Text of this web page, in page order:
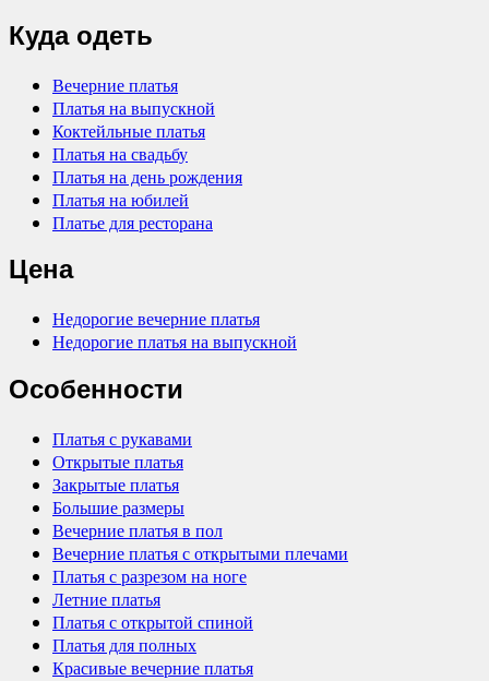
Куда одеть
Вечерние платья
Платья на выпускной
Коктейльные платья
Платья на свадьбу
Платья на день рождения
Платья на юбилей
Платье для ресторана
Цена
Недорогие вечерние платья
Недорогие платья на выпускной
Особенности
Платья с рукавами
Открытые платья
Закрытые платья
Большие размеры
Вечерние платья в пол
Вечерние платья с открытыми плечами
Платья с разрезом на ноге
Летние платья
Платья с открытой спиной
Платья для полных
Красивые вечерние платья